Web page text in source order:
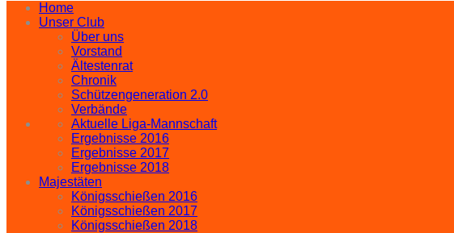
Home
Unser Club
Über uns
Vorstand
Ältestenrat
Chronik
Schützengeneration 2.0
Verbände
Aktuelle Liga-Mannschaft
Ergebnisse 2016
Ergebnisse 2017
Ergebnisse 2018
Majestäten
Königsschießen 2016
Königsschießen 2017
Königsschießen 2018